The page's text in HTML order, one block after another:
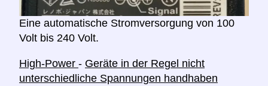
Eine automatische Stromversorgung von 100
Volt bis 240 Volt.
High-Power - Geräte in der Regel nicht
unterschiedliche Spannungen handhaben